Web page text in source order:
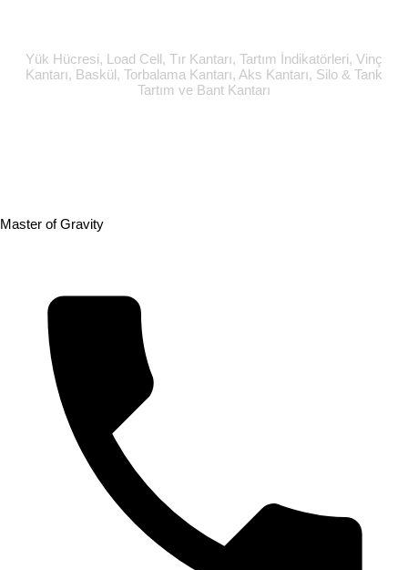
Yük Hücresi, Load Cell, Tır Kantarı, Tartım İndikatörleri, Vinç
Kantarı, Baskül, Torbalama Kantarı, Aks Kantarı, Silo & Tank
Tartım ve Bant Kantarı
Master of Gravity